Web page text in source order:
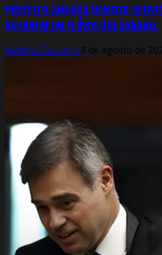
PREFEITO AMEAÇA DEMITIR
VOTAREM EM FLÁVIO BOLSONARO.
Markos Zaurelio 8 de agosto de